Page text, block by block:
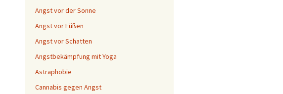
Angst vor der Sonne
Angst vor Füßen
Angst vor Schatten
Angstbekämpfung mit Yoga
Astraphobie
Cannabis gegen Angst